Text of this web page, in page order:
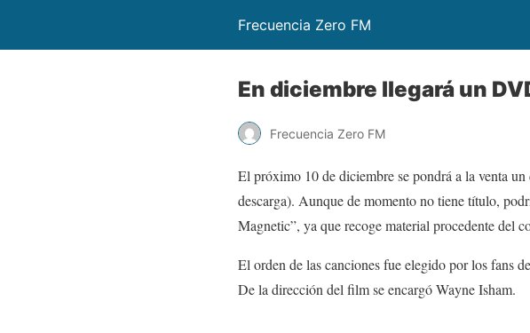
Frecuencia Zero FM
En diciembre llegará un
Frecuencia Zero FM
El próximo 10 de diciembre se pondrá a la venta
descarga). Aunque de momento no tiene título,
Magnetic”, ya que recoge material procedente del
El orden de las canciones fue elegido por los fans
De la dirección del film se encargó Wayne Isham.